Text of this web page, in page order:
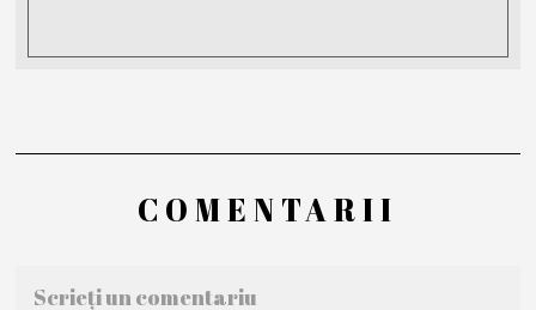
COMENTARII